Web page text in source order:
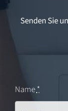
Senden Sie
Name*